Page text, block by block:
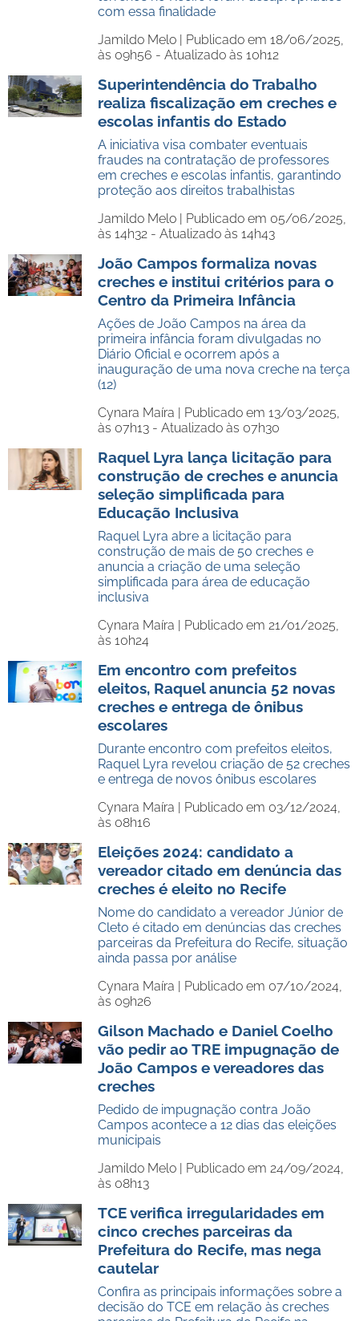
com essa finalidade
Jamildo Melo | Publicado em 18/06/2025,
às 09h56 - Atualizado às 10h12
Superintendência do Trabalho
realiza fiscalização em creches e
escolas infantis do Estado
A iniciativa visa combater eventuais
fraudes na contratação de professores
em creches e escolas infantis, garantindo
proteção aos direitos trabalhistas
Jamildo Melo | Publicado em 05/06/2025,
às 14h32 - Atualizado às 14h43
João Campos formaliza novas
creches e institui critérios para o
Centro da Primeira Infância
Ações de João Campos na área da
primeira infância foram divulgadas no
Diário Oficial e ocorrem após a
inauguração de uma nova creche na terça
(12)
Cynara Maíra | Publicado em 13/03/2025,
às 07h13 - Atualizado às 07h30
Raquel Lyra lança licitação para
construção de creches e anuncia
seleção simplificada para
Educação Inclusiva
Raquel Lyra abre a licitação para
construção de mais de 50 creches e
anuncia a criação de uma seleção
simplificada para área de educação
inclusiva
Cynara Maíra | Publicado em 21/01/2025,
às 10h24
Em encontro com prefeitos
eleitos, Raquel anuncia 52 novas
creches e entrega de ônibus
escolares
Durante encontro com prefeitos eleitos,
Raquel Lyra revelou criação de 52 creches
e entrega de novos ônibus escolares
Cynara Maíra | Publicado em 03/12/2024,
às 08h16
Eleições 2024: candidato a
vereador citado em denúncia das
creches é eleito no Recife
Nome do candidato a vereador Júnior de
Cleto é citado em denúncias das creches
parceiras da Prefeitura do Recife, situação
ainda passa por análise
Cynara Maíra | Publicado em 07/10/2024,
às 09h26
Gilson Machado e Daniel Coelho
vão pedir ao TRE impugnação de
João Campos e vereadores das
creches
Pedido de impugnação contra João
Campos acontece a 12 dias das eleições
municipais
Jamildo Melo | Publicado em 24/09/2024,
às 08h13
TCE verifica irregularidades em
cinco creches parceiras da
Prefeitura do Recife, mas nega
cautelar
Confira as principais informações sobre a
decisão do TCE em relação às creches